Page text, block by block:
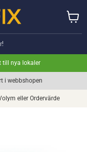
till nya lokaler
i webbshopen
eller Ordervärde